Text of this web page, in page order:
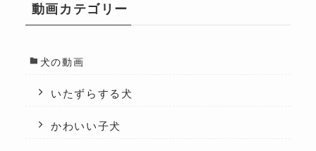
動画カテゴリー
犬の動画
いたずらする犬
かわいい子犬